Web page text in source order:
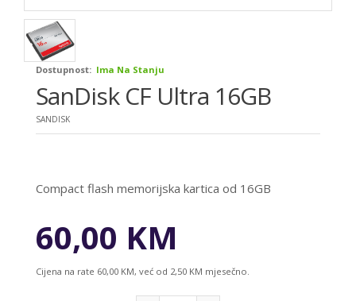
Dostupnost: Ima Na Stanju
SanDisk CF Ultra 16GB
SANDISK
Compact flash memorijska kartica od 16GB
60,00 KM
Cijena na rate 60,00 KM, već od 2,50 KM mjesečno.